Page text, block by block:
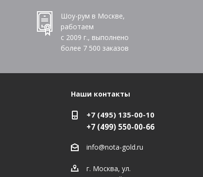
Шоу-рум в Москве,
работаем
с 2009 г., выполнено
более 7 500 заказов
Наши контакты
+7 (495) 135-00-10
+7 (499) 550-00-66
info@nota-gold.ru
г. Москва, ул.